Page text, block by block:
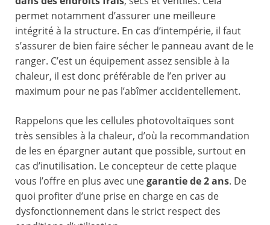
permet notamment d’assurer une meilleure
intégrité à la structure. En cas d’intempérie, il faut
s’assurer de bien faire sécher le panneau avant de le
ranger. C’est un équipement assez sensible à la
chaleur, il est donc préférable de l’en priver au
maximum pour ne pas l’abîmer accidentellement.
Rappelons que les cellules photovoltaïques sont
très sensibles à la chaleur, d’où la recommandation
de les en épargner autant que possible, surtout en
cas d’inutilisation. Le concepteur de cette plaque
vous l’offre en plus avec unegarantie de 2 ans. De
quoi profiter d’une prise en charge en cas de
dysfonctionnement dans le strict respect des